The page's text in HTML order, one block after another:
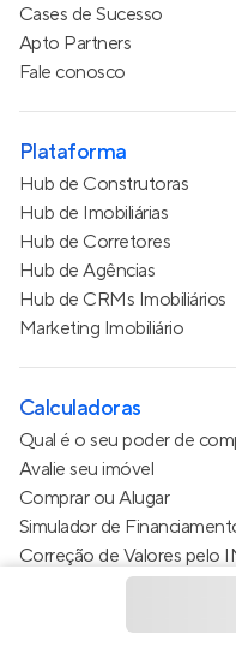
Cases de Sucesso
Apto Partners
Fale conosco
Plataforma
Hub de Construtoras
Hub de Imobiliárias
Hub de Corretores
Hub de Agências
Hub de CRMs Imobiliários
Marketing Imobiliário
Calculadoras
Qual é o seu poder de
Avalie seu imóvel
Comprar ou Alugar
Simulador de
Correção de Valores pelo
Estimativa de valor do